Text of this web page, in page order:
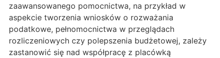
zaawansowanego pomocnictwa, na przykład w
aspekcie tworzenia wniosków o rozważania
podatkowe, pełnomocnictwa w przeglądach
rozliczeniowych czy polepszenia budżetowej, zależy
zastanowić się nad współpracę z placówką